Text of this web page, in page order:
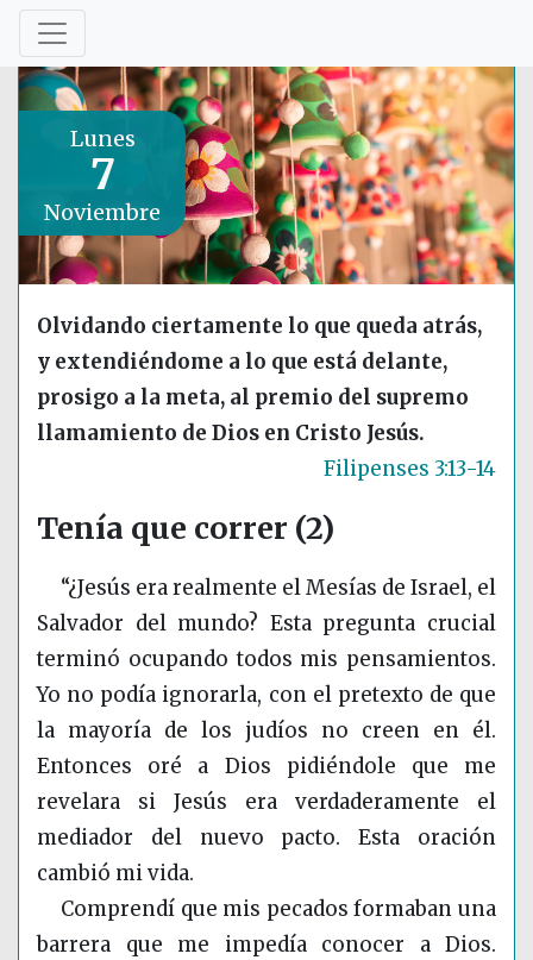
Lunes
7
Noviembre
Olvidando ciertamente lo que queda atrás,
y extendiéndome a lo que está delante,
prosigo a la meta, al premio del supremo
llamamiento de Dios en Cristo Jesús.
Filipenses 3:13-14
Tenía que correr (2)
“¿Jesús era realmente el Mesías de Israel, el
Salvador del mundo? Esta pregunta crucial
terminó ocupando todos mis pensamientos.
Yo no podía ignorarla, con el pretexto de que
la mayoría de los judíos no creen en él.
Entonces oré a Dios pidiéndole que me
revelara si Jesús era verdaderamente el
mediador del nuevo pacto. Esta oración
cambió mi vida.
Comprendí que mis pecados formaban una
barrera que me impedía conocer a Dios.